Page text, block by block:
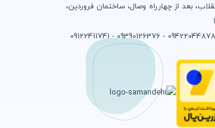
بعد از چهارراه وصال، ساختمان فروردین،